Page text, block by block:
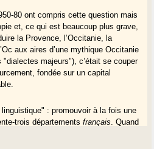
80 ont compris cette question mais
et, ce qui est beaucoup plus grave,
la Provence, l’Occitanie, la
aux aires d’une mythique Occitanie
majeurs"), c’était se couper
fondée sur un capital
: promouvoir à la fois une
trois départementsfrançais . Quand